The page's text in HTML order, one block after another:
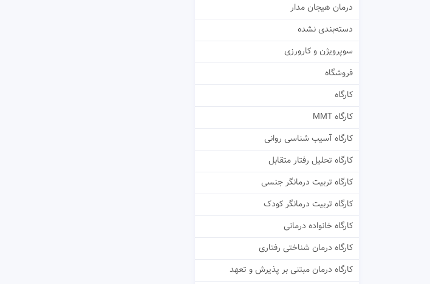
درمان هیجان مدار
دسته‌بندی نشده
سوپرویژن و کارورزی
فروشگاه
کارگاه
کارگاه MMT
کارگاه آسیب شناسی روانی
کارگاه تحلیل رفتار متقابل
کارگاه تربیت درمانگر جنسی
کارگاه تربیت درمانگر کودک
کارگاه خانواده درمانی
کارگاه درمان شناختی رفتاری
کارگاه درمان مبتنی بر پذیرش و تعهد